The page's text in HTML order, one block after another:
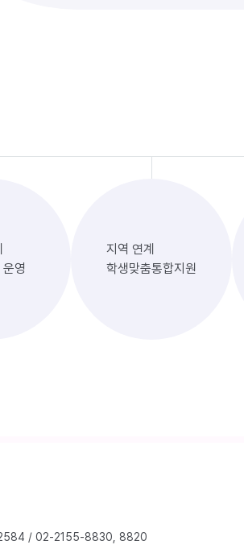
영
지역 연계
학생맞춤통합지원
/ 02-2155-8830, 8820